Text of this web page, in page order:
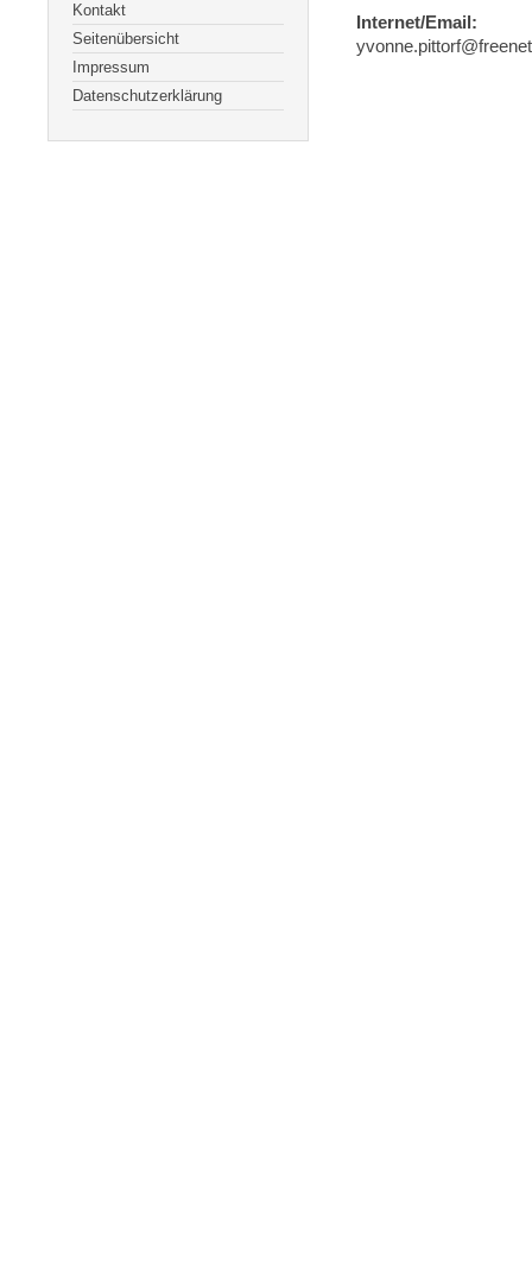
Kontakt
Seitenübersicht
Impressum
Datenschutzerklärung
Internet/Email: